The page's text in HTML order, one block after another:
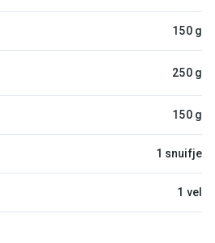
150 g
250 g
150 g
1 snuifje
1 vel